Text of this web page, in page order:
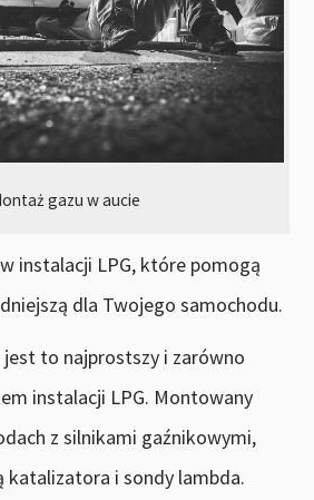
gazu w aucie
instalacji LPG, które pomogą
dla Twojego samochodu.
jest to najprostszy i zarówno
instalacji LPG. Montowany
z silnikami gaźnikowymi,
katalizatora i sondy lambda.